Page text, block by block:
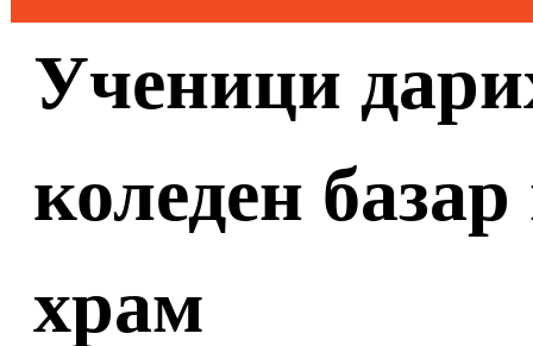
Ученици
коледен
храм